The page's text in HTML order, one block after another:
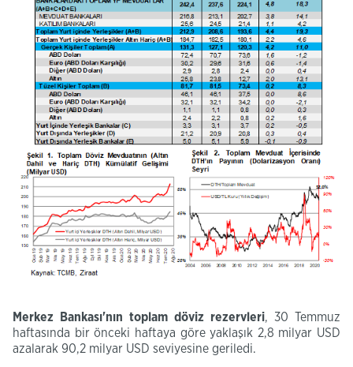
​Merkez Bankası'nın toplam döviz rezervleri, 30 Temmuz
haftasında bir önceki haftaya göre yaklaşık 2,8 milyar USD
azalarak 90,2 milyar USD seviyesine geriledi.